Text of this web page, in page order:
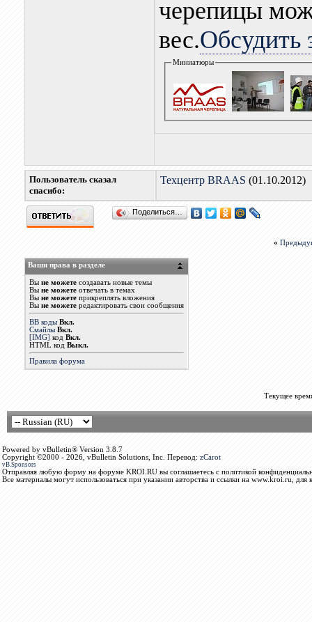
черепицы
вес.Обсудить
Миниатюры
Пользователь сказал
cпасибо:
Техцентр BRAAS (01.10.2012)
Поделиться…
«
Ваши права в разделе
Вы не можетесоздавать новые темы
Вы не можетеотвечать в темах
Вы не можетеприкреплять вложения
Вы не можетередактировать свои сообщения
BB коды Вкл.
Смайлы Вкл.
[IMG] код Вкл.
HTML код Выкл.
Правила форума
Текущее
Powered by vBulletin® Version 3.8.7
Copyright ©2000 - 2026, vBulletin Solutions, Inc. Перевод: zCarot
vB.Sponsors
Отправляя любую форму на форуме KROI.RU вы соглашаетесь с политикой
Все материалы могут использоваться при указании авторства и ссылки на www.kroi.ru, для